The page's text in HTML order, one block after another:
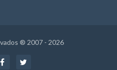
® 2007 - 2026
Facebook